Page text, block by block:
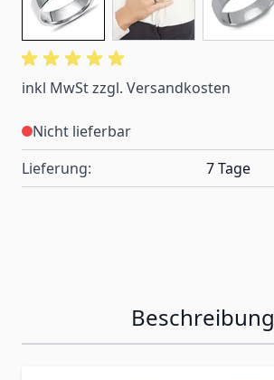
inkl MwSt zzgl. Versandkosten
Nicht lieferbar
Lieferung:
7 Tage
Beschreibung